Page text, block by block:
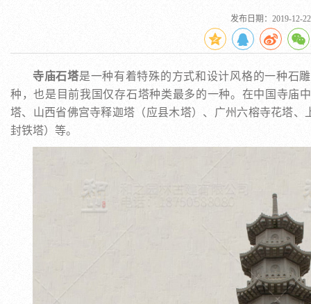
发布日期：2019-12-22
寺庙石塔是一种有着特殊的方式和设计风格的一种石
种，也是目前我国仅存石塔种类最多的一种。在中国寺庙
塔、山西省佛宫寺释迦塔（应县木塔）、广州六榕寺花塔
封铁塔）等。